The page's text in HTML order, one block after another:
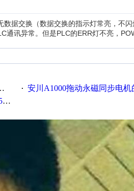
据交换（数据交换的指示灯常亮，不闪
通讯异常。但是PLC的ERR灯不亮，
· 安川A1000拖动永磁同步电机的系列